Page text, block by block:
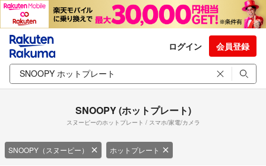
ログイン 会員登録
SNOOPY (ホットプレート)
スヌーピーのホットプレート / スマホ/家電/カメラ
SNOOPY（スヌーピー） ホットプレート